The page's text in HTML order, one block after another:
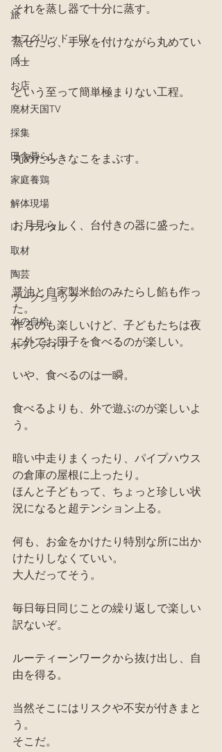
旅
オフグリッド、EV
同士
お店
廃材天国TV
採集
田舎暮らし
家庭養鶏
解体現場
IT、デジタル
取材
陶芸
ワークショップ
水の自給
ボランティア
それを蒸し器で十分に蒸す。
蒸せたら、手水を付けながら丸めてい
く。
という至って簡単極まりない工程。
丸めたらきなこをまぶす。
お月見らしく、台付きの器に盛った。
醤油と自家製米飴のみたらし餡も作っ
た。
作るのも楽しいけど、子どもたちは夜
に外でお団子を食べるのが楽しい。
いや、食べるのは一瞬。
食べるよりも、外で遊ぶのが楽しいよ
う。
暗い中走りまくったり、パイプハウス
の倉庫の屋根に上ったり。
ほんと子どもって、ちょっと珍しい状
況になると超テンション上る。
何も、お金をかけたり特別な所に出か
けたりしなくていい。
大人だってそう。
毎日毎日同じことの繰り返しで楽しい
訳ないぞ。
ルーティーンワークから抜け出し、自
由を得る。
当然そこにはリスクや不安が付きまと
う。
そこだ。